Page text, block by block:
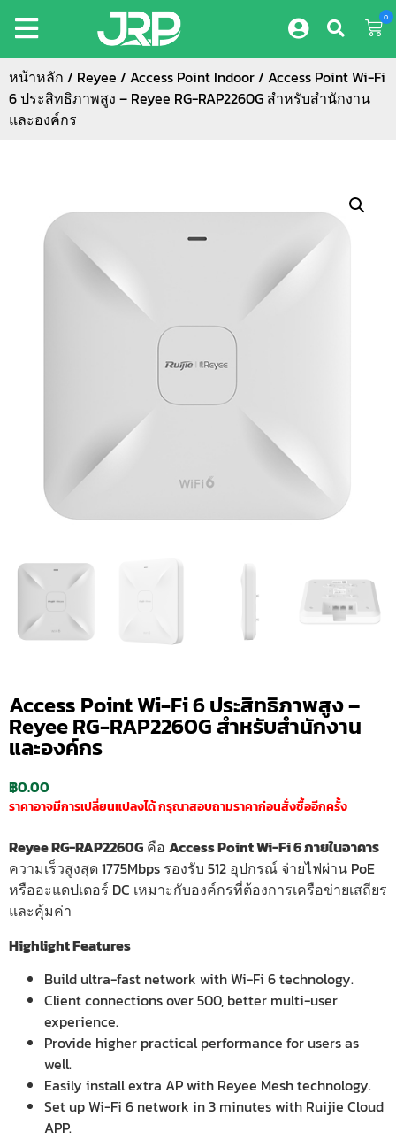
0
หน้าหลัก / Reyee / Access Point Indoor/ Access Point Wi-Fi
6 ประสิทธิภาพสูง – Reyee RG-RAP2260G สำหรับสำนักงาน
และองค์กร
Access Point Wi-Fi 6 ประสิทธิภาพสูง –
Reyee RG-RAP2260G สำหรับสำนักงาน
และองค์กร
฿0.00
ราคาอาจมีการเปลี่ยนแปลงได้ กรุณาสอบถามราคาก่อนสั่งซื้ออีกครั้ง
Reyee RG-RAP2260G คือ Access Point Wi-Fi 6 ภายในอาคาร
ความเร็วสูงสุด 1775Mbps รองรับ 512 อุปกรณ์ จ่ายไฟผ่าน PoE
หรืออะแดปเตอร์ DC เหมาะกับองค์กรที่ต้องการเครือข่ายเสถียร
และคุ้มค่า
Highlight Features
Build ultra-fast network with Wi-Fi 6 technology.
Client connections over 500, better multi-user
experience.
Provide higher practical performance for users as
well.
Easily install extra AP with Reyee Mesh technology.
Set up Wi-Fi 6 network in 3 minutes with Ruijie Cloud
APP.